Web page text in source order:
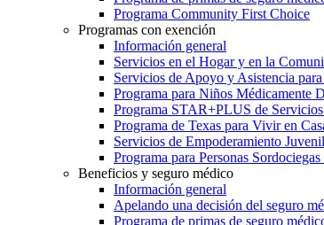
Programa Community First Choice
Programas con exención
Información general
Servicios en el Hogar y en la
Servicios de Apoyo y Asistencia
Programa para Niños Médicamente
Programa STAR+PLUS de
Programa de Texas para Vivir en
Servicios de Empoderamiento
Programa para Personas
Beneficios y seguro médico
Información general
Apelando una decisión del seguro
Programa de primas de seguro